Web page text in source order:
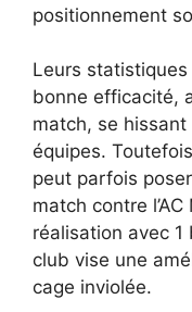
positionnement
Leurs
bonne efficacité,
match, se
équipes.
peut parfois
match contre
réalisation avec
club vise une
cage inviolée.